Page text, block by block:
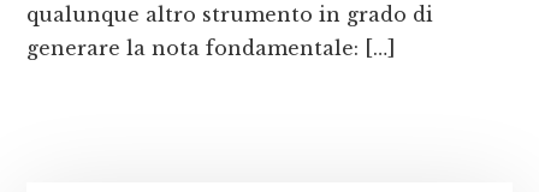
qualunque altro strumento in grado di
generare la nota fondamentale: […]